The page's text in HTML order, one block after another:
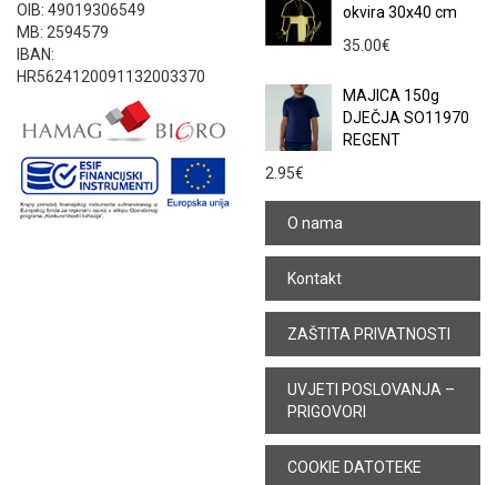
OIB: 49019306549
MB: 2594579
IBAN:
HR5624120091132003370
okvira 30x40 cm
35.00€
MAJICA 150g
DJEČJA SO11970
REGENT
2.95€
O nama
Kontakt
ZAŠTITA PRIVATNOSTI
UVJETI POSLOVANJA –
PRIGOVORI
COOKIE DATOTEKE